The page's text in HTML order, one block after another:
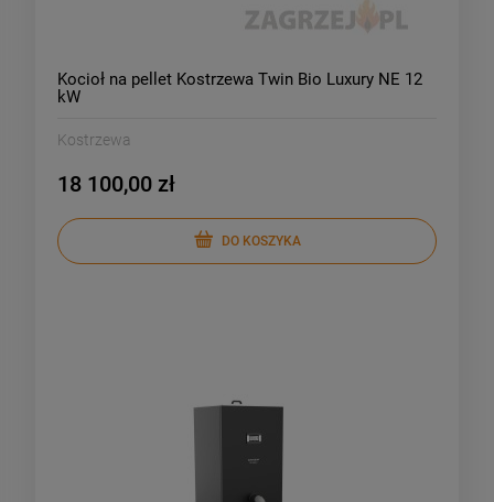
Kocioł na pellet Kostrzewa Twin Bio Luxury NE 12
kW
Kostrzewa
18 100,00 zł
DO KOSZYKA